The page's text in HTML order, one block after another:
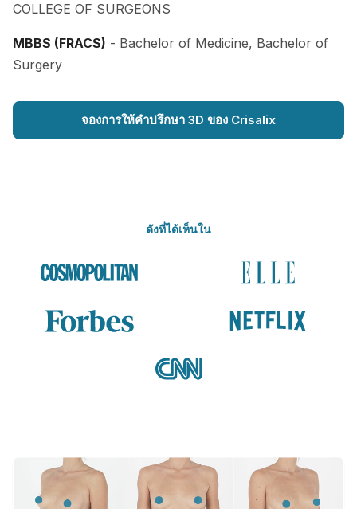
COLLEGE OF SURGEONS
MBBS (FRACS) - Bachelor of Medicine, Bachelor of
Surgery
จองการให้คำปรึกษา 3D ของ Crisalix
ดังที่ได้เห็นใน